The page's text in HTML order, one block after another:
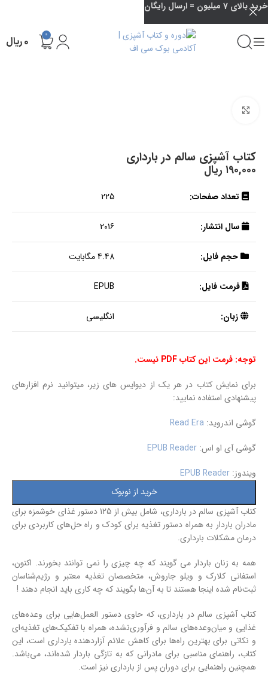
0 ۰ریال
کتاب آشپزی سالم در بارداری
۱۹۰,۰۰۰ ریال
تعداد صفحات: 225
سال انتشار: 2016
حجم فایل: 4.48 مگابایت
فرمت فایل: EPUB
زبان: انگلیسی
توجه: فرمت این کتاب PDF نیست.
برای نمایش کتاب در هر یک از دیوایس های زیر، میتوانید نرم افزارهای
پیشنهادی استفاده نمایید:
گوشی اندروید: Read Era
گوشی آی او اس: EPUB Reader
ویندوز: EPUB Reader
خرید از نوبوک
کتاب آشپزی سالم در بارداری، شامل بیش از 125 دستور غذای خوشمزه برای
مادران باردار به همراه دستور تغذیه برای کودک و راه حل‌های کاربردی برای
درمان مشکلات بارداری.
همه به زنان باردار می گویند که چه چیزی را نمی توانند بخورند. اکنون،
استفانی کلارک و ویلو جاروش، متخصصان تغذیه معتبر و رژیم‌شناسان
ثبت‌نام شده اینجا هستند تا به آن‌ها بگویند که چه کاری باید انجام دهند !
کتاب آشپزی سالم در بارداری، که حاوی دستور العمل‌هایی برای وعده‌های
غذایی و میان‌وعده‌های سالم و فرآوری‌نشده، همراه با تفکیک‌های تغذیه‌ای
و نکاتی برای بهترین راه‌ها برای کاهش علائم آزاردهنده بارداری است، این
کتاب، راهنمای مناسبی برای مادرانی که به تازگی باردار شده‌اند، می‌باشد.
همچنین راهنمایی برای دوران پس از بارداری نیز است.
خرید بالای 7 میلیون = ارسال رایگان